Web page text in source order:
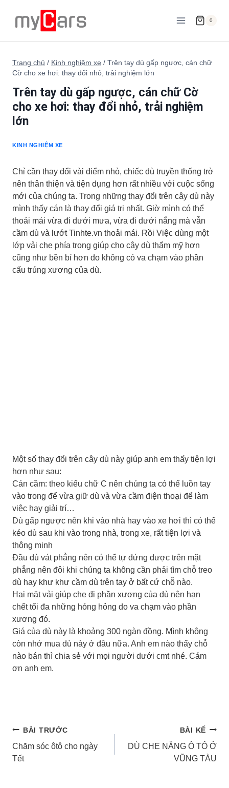
content
0
Trang chủ / Kinh nghiệm xe / Trên tay dù gấp ngược, cán chữ
Cờ cho xe hơi: thay đổi nhỏ, trải nghiệm lớn
Trên tay dù gấp ngược, cán chữ Cờ
cho xe hơi: thay đổi nhỏ, trải nghiệm
lớn
KINH NGHIỆM XE
Chỉ cần thay đổi vài điểm nhỏ, chiếc dù truyền thống trở
nên thân thiện và tiện dụng hơn rất nhiều với cuộc sống
mới của chúng ta. Trong những thay đổi trên cây dù này
mình thấy cán là thay đổi giá trị nhất. Giờ mình có thể
thoải mái vừa đi dưới mưa, vừa đi dưới nắng mà vẫn
cầm dù và lướt Tinhte.vn thoải mái. Rồi Việc dùng một
lớp vải che phía trong giúp cho cây dù thẩm mỹ hơn
cũng như bền bỉ hơn do không có va chạm vào phần
cấu trúng xương của dù.
Một số thay đổi trên cây dù này giúp anh em thấy tiện lợi
hơn như sau:
Cán cầm: theo kiểu chữ C nên chúng ta có thể luồn tay
vào trong để vừa giữ dù và vừa cầm điện thoại để làm
việc hay giải trí…
Dù gấp ngược nên khi vào nhà hay vào xe hơi thì có thể
kéo dù sau khi vào trong nhà, trong xe, rất tiện lợi và
thông minh
Đầu dù vát phẳng nên có thể tự đứng được trên mặt
phẳng nên đôi khi chúng ta không cần phải tìm chỗ treo
dù hay khư khư cầm dù trên tay ở bất cứ chỗ nào.
Hai mặt vải giúp che đi phần xương của dù nên hạn
chết tối đa những hỏng hỏng do va chạm vào phần
xương đó.
Giá của dù này là khoảng 300 ngàn đồng. Mình không
còn nhớ mua dù này ở đâu nữa. Anh em nào thấy chỗ
nào bán thì chia sẻ với mọi người dưới cmt nhé. Cám
ơn anh em.
Điều
hướng
BÀI TRƯỚC
Chăm sóc ôtô cho ngày
Tết
BÀI KẾ
DÙ CHE NẮNG Ô TÔ Ở
VŨNG TÀU